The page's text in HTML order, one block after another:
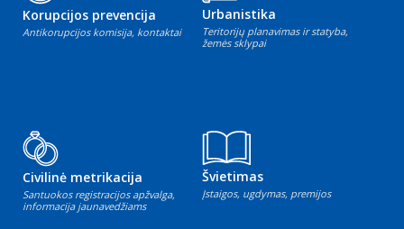
Korupcijos prevencija
Antikorupcijos komisija, kontaktai
Urbanistika
Teritorijų planavimas ir statyba,
žemės sklypai
Civilinė metrikacija
Santuokos registracijos apžvalga,
informacija jaunavedžiams
Švietimas
Įstaigos, ugdymas, premijos